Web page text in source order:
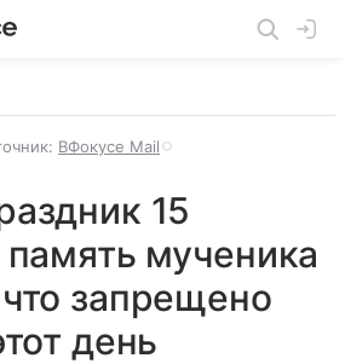
ВФокусе Mail
15
мученика
запрещено
день